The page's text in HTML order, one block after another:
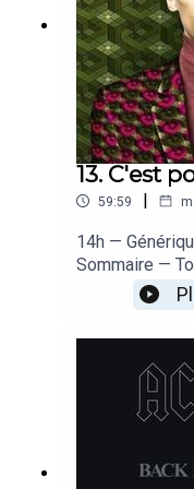
13. C'est
59:59 |
14h —
Sommaire —
– Zelda14h10
Kenny14h17
mêmes14h21
Antho14h28 —
Célia14h39 —
sortir ce